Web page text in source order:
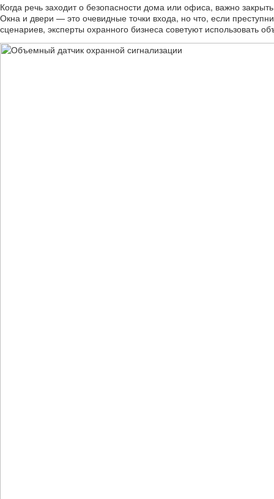
Когда речь заходит о безопасности дома или офиса, важно
Окна и двери — это очевидные точки входа, но что, если
сценариев, эксперты охранного бизнеса советуют использовать